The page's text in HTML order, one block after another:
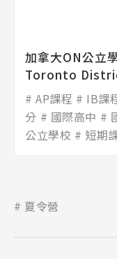
加拿大ON公立
Toronto
AP課程 IB課
分
國際高中
公立學校
短期
夏令營